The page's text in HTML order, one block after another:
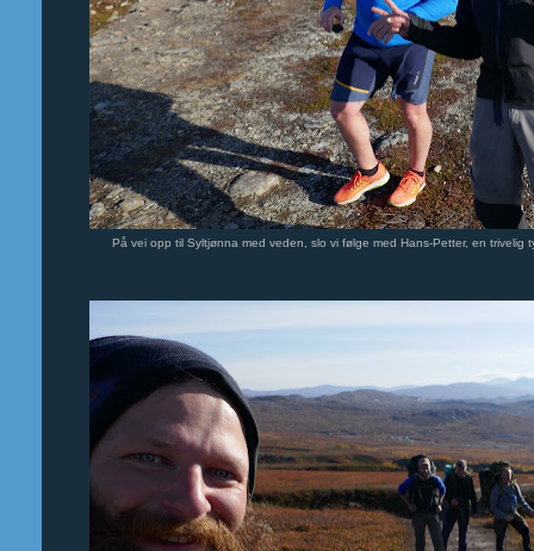
På vei opp til Syltjønna med veden, slo vi følge med Hans-Petter, en